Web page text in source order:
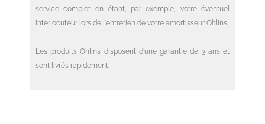
service complet en étant, par exemple, votre éventuel
interlocuteur lors de l'entretien de votre amortisseur Ohlins.
Les produits Ohlins disposent d'une garantie de 3 ans et
sont livrés rapidement.